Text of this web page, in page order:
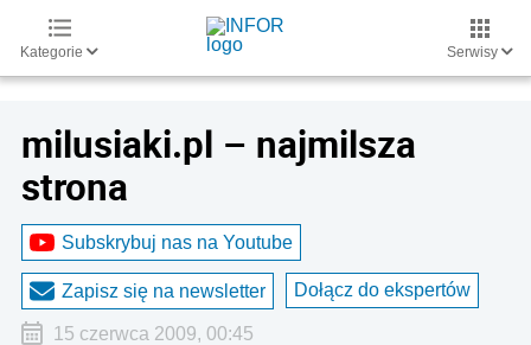
Kategorie Serwisy
milusiaki.pl – najmilsza
strona
Subskrybuj nas na Youtube
Zapisz się na newsletter Dołącz do ekspertów
15 czerwca 2009, 00:45